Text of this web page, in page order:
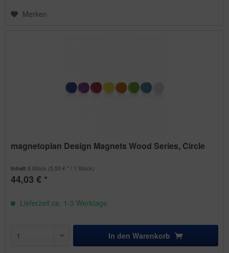
Merken
magnetoplan Design Magnets Wood Series, Circle
Inhalt8 Stück (5,50 € * / 1 Stück)
44,03 € *
Lieferzeit ca. 1-3 Werktage
In den Warenkorb